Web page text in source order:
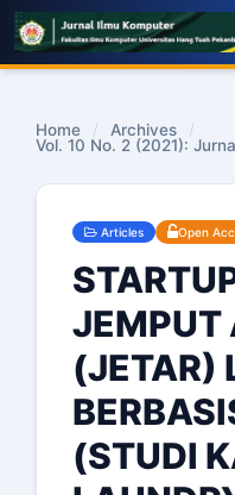
Home / Archives
/
Vol. 10 No. 2 (2021):
Articles Open
JEMPUT
(JETAR)
(STUDI